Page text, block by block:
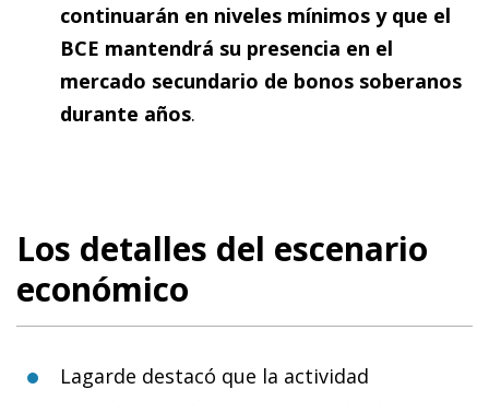
continuarán en niveles mínimos y que el
BCE mantendrá su presencia en el
mercado secundario de bonos soberanos
durante años.
Los detalles del escenario
económico
Lagarde destacó que la actividad